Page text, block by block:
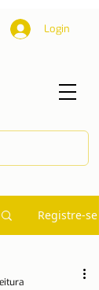
Login
Registre-se